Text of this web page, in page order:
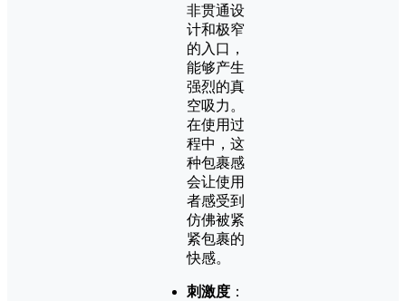
非贯通设
计和极窄
的入口，
能够产生
强烈的真
空吸力。
在使用过
程中，这
种包裹感
会让使用
者感受到
仿佛被紧
紧包裹的
快感。
刺激度 ：